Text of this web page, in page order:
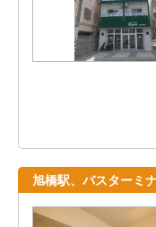
旭橋駅、バスターミ